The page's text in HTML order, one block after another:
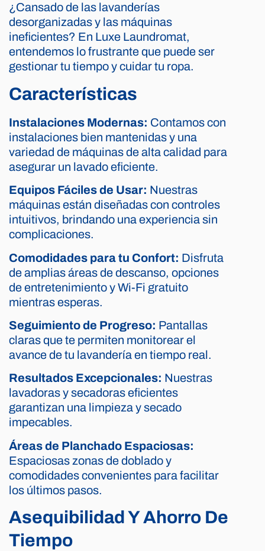
¿Cansado de las lavanderías
desorganizadas y las máquinas
ineficientes? En Luxe Laundromat,
entendemos lo frustrante que puede ser
gestionar tu tiempo y cuidar tu ropa.
Características
Instalaciones Modernas: Contamos con
instalaciones bien mantenidas y una
variedad de máquinas de alta calidad para
asegurar un lavado eficiente.
Equipos Fáciles de Usar: Nuestras
máquinas están diseñadas con controles
intuitivos, brindando una experiencia sin
complicaciones.
Comodidades para tu Confort: Disfruta
de amplias áreas de descanso, opciones
de entretenimiento y Wi-Fi gratuito
mientras esperas.
Seguimiento de Progreso: Pantallas
claras que te permiten monitorear el
avance de tu lavandería en tiempo real.
Resultados Excepcionales: Nuestras
lavadoras y secadoras eficientes
garantizan una limpieza y secado
impecables.
Áreas de Planchado Espaciosas:
Espaciosas zonas de doblado y
comodidades convenientes para facilitar
los últimos pasos.
Asequibilidad Y Ahorro De
Tiempo